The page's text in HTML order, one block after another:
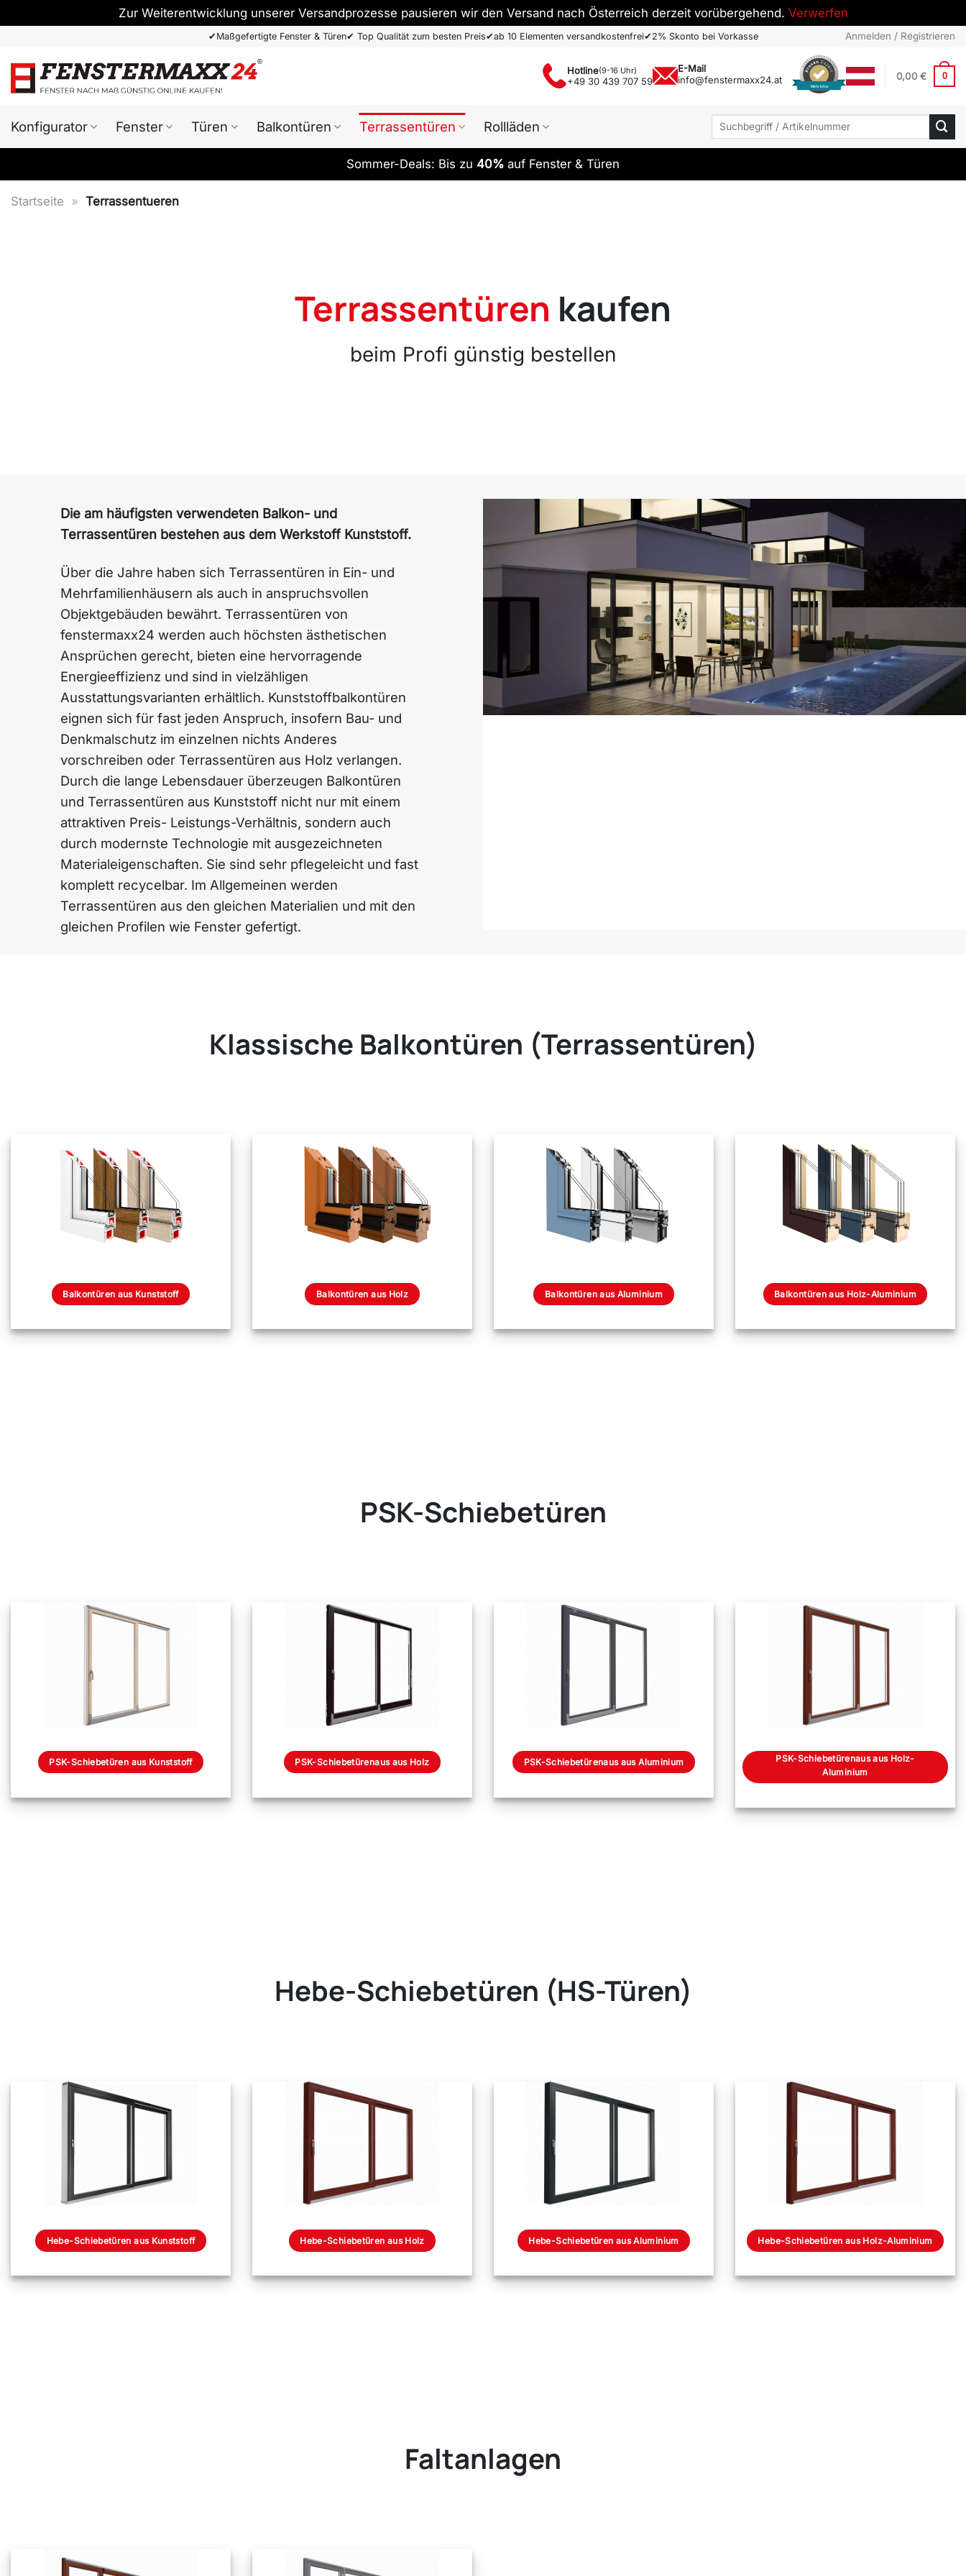
Zur Weiterentwicklung unserer Versandprozesse pausieren wir den Versand nach Österreich derzeit vorübergehend. Verwerfen
springen
✔Maßgefertigte Fenster & Türen✔ Top Qualität zum besten Preis✔ab 10 Elementen versandkostenfrei✔2% Skonto bei Vorkasse Anmelden / Registrieren
Hotline(9-16 Uhr)
+49 30 439 707 59
E-Mail
info@fenstermaxx24.at
Mehr Infos
0,00€ 0
Konfigurator Fenster Türen Balkontüren Terrassentüren Rollläden
Suchen
Sommer-Deals: Bis zu 40% auf Fenster & Türen
Startseite » Terrassentueren
Terrassentüren kaufen
beim Profi günstig bestellen
Die am häufigsten verwendeten Balkon- und
Terrassentüren bestehen aus dem Werkstoff Kunststoff.
Über die Jahre haben sich Terrassentüren in Ein- und
Mehrfamilienhäusern als auch in anspruchsvollen
Objektgebäuden bewährt. Terrassentüren von
fenstermaxx24 werden auch höchsten ästhetischen
Ansprüchen gerecht, bieten eine hervorragende
Energieeffizienz und sind in vielzähligen
Ausstattungsvarianten erhältlich. Kunststoffbalkontüren
eignen sich für fast jeden Anspruch, insofern Bau- und
Denkmalschutz im einzelnen nichts Anderes
vorschreiben oder Terrassentüren aus Holz verlangen.
Durch die lange Lebensdauer überzeugen Balkontüren
und Terrassentüren aus Kunststoff nicht nur mit einem
attraktiven Preis- Leistungs-Verhältnis, sondern auch
durch modernste Technologie mit ausgezeichneten
Materialeigenschaften. Sie sind sehr pflegeleicht und fast
komplett recycelbar. Im Allgemeinen werden
Terrassentüren aus den gleichen Materialien und mit den
gleichen Profilen wie Fenster gefertigt.
Klassische Balkontüren (Terrassentüren)
Balkontüren aus Kunststoff Balkontüren aus Holz Balkontüren aus Aluminium Balkontüren aus Holz-Aluminium
PSK-Schiebetüren
PSK-Schiebetüren aus Kunststoff PSK-Schiebetürenaus aus Holz PSK-Schiebetürenaus aus Aluminium
PSK-Schiebetürenaus aus Holz-
Aluminium
Hebe-Schiebetüren (HS-Türen)
Hebe-Schiebetüren aus Kunststoff Hebe-Schiebetüren aus Holz Hebe-Schiebetüren aus Aluminium Hebe-Schiebetüren aus Holz-Aluminium
Faltanlagen